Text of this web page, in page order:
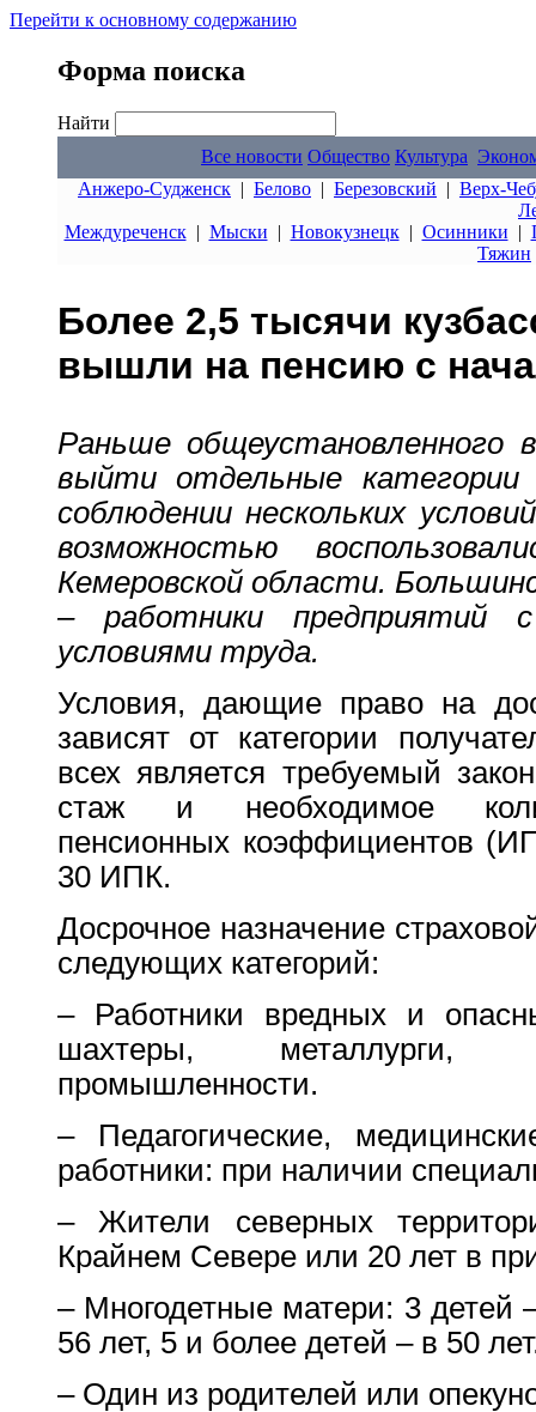
Перейти к основному содержанию
Форма поиска
Найти
Все новости Общество Культура
Анжеро-Судженск | Белово | Березовский | Верх-
Междуреченск| Мыски | Новокузнецк| Осинники |
Тяжин
Более 2,5 тысячи
вышли на пенсию с
Раньше общеустановленного
выйти отдельные
соблюдении нескольких
возможностью
Кемеровской области.
– работники
условиями труда.
Условия, дающие право на
зависят от категории
всех является требуемый
стаж и необходимое
пенсионных коэффициентов
30 ИПК.
Досрочное назначение
следующих категорий:
– Работники вредных и
шахтеры, металлурги,
промышленности.
– Педагогические,
работники: при наличии
– Жители северных
Крайнем Севере или 20 лет в
– Многодетные матери: 3 детей
56 лет, 5 и более детей – в 50
– Один из родителей или